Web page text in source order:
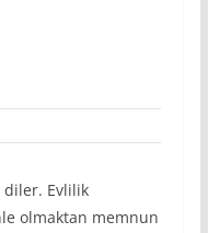
Evlilik
olmaktan memnun